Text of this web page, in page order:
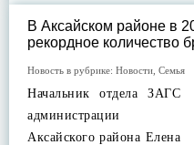
В Аксайском районе в
рекордное количество
Новость в рубрике: Новости Семья
Начальник отдела ЗАГС
администрации
Аксайского района Елена